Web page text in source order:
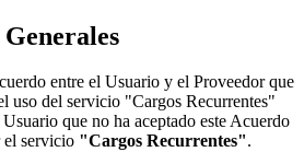
entre el Usuario y el Proveedor que
uso del servicio "Cargos Recurrentes"
que no ha aceptado este Acuerdo
el servicio "Cargos Recurrentes".